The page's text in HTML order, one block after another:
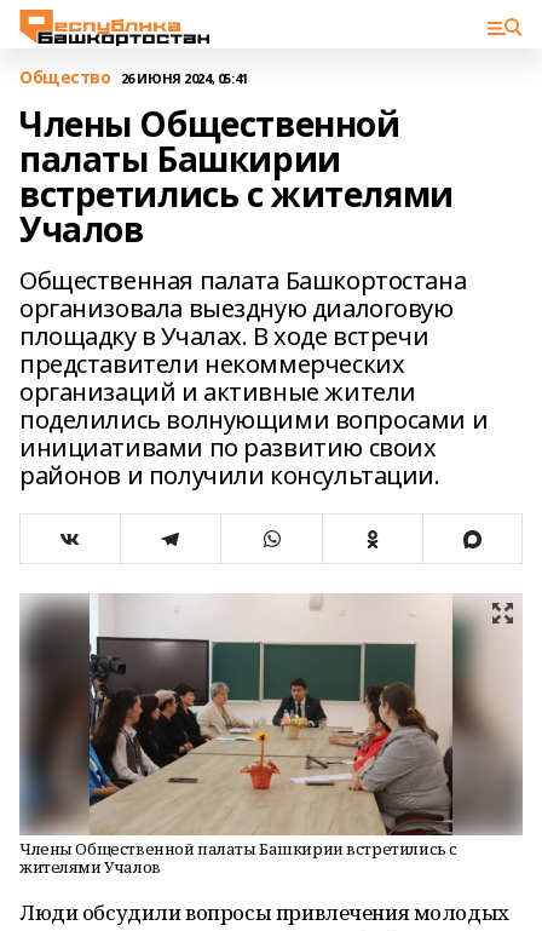
Общество 26 ИЮНЯ 2024, 05:41
Члены Общественной
палаты Башкирии
встретились с жителями
Учалов
Общественная палата Башкортостана
организовала выездную диалоговую
площадку в Учалах. В ходе встречи
представители некоммерческих
организаций и активные жители
поделились волнующими вопросами и
инициативами по развитию своих
районов и получили консультации.
Члены Общественной палаты Башкирии встретились с
жителями Учалов
Люди обсудили вопросы привлечения молодых